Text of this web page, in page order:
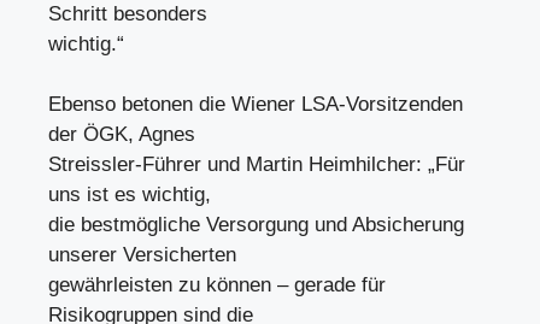
Schritt besonders
wichtig.“
Ebenso betonen die Wiener LSA-Vorsitzenden
der ÖGK, Agnes
Streissler-Führer und Martin Heimhilcher: „Für
uns ist es wichtig,
die bestmögliche Versorgung und Absicherung
unserer Versicherten
gewährleisten zu können – gerade für
Risikogruppen sind die